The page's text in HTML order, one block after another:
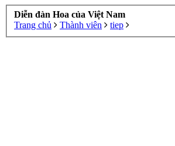
Diễn đàn Hoa của Việt Nam
Trang chủ
Thành viên tiep